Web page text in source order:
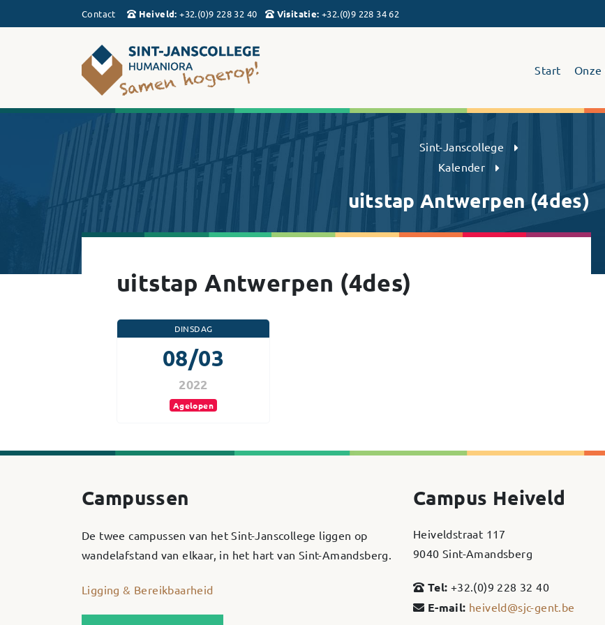
Contact Heiveld: +32.(0)9 228 32 40 Visitatie: +32.(0)9 228 34 62
Start Onze
Sint-Janscollege
Kalender
uitstap Antwerpen (4des)
uitstap Antwerpen (4des)
DINSDAG
08/03
2022
Agelopen
Campussen
De twee campussen van het Sint-Janscollege liggen op
wandelafstand van elkaar, in het hart van Sint-Amandsberg.
Ligging & Bereikbaarheid
Campus Heiveld
Heiveldstraat 117
9040 Sint-Amandsberg
Tel: +32.(0)9 228 32 40
E-mail: heiveld@sjc-gent.be